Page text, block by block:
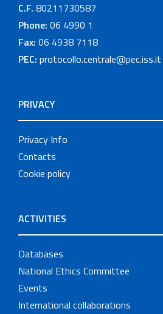
C.F. 80211730587
Phone: 06 4990 1
Fax: 06 4938 7118
PEC: protocollo.centrale@pec.iss.it
PRIVACY
Privacy Info
Contacts
Cookie policy
ACTIVITIES
Databases
National Ethics Committee
Events
International collaborations